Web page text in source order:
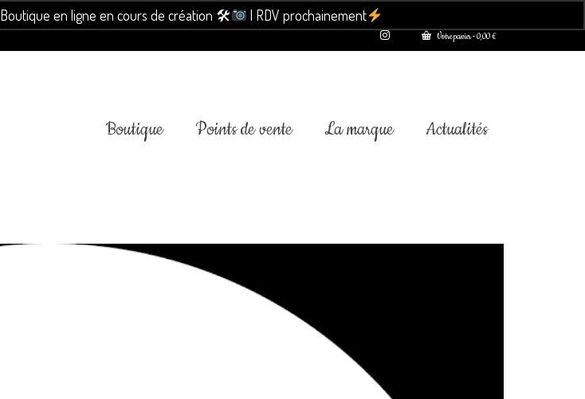
Boutique en ligne en cours de création 🛠 | RDV prochainement
Votre panier-0,00€
Boutique Points de vente La marque Actualités